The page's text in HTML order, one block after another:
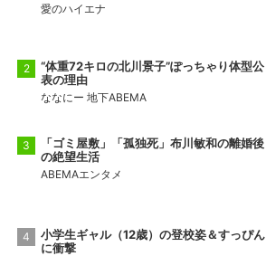
愛のハイエナ
“体重72キロの北川景子”ぽっちゃり体型公
表の理由
ななにー 地下ABEMA
「ゴミ屋敷」「孤独死」布川敏和の離婚後
の絶望生活
ABEMAエンタメ
小学生ギャル（12歳）の登校姿＆すっぴん
に衝撃